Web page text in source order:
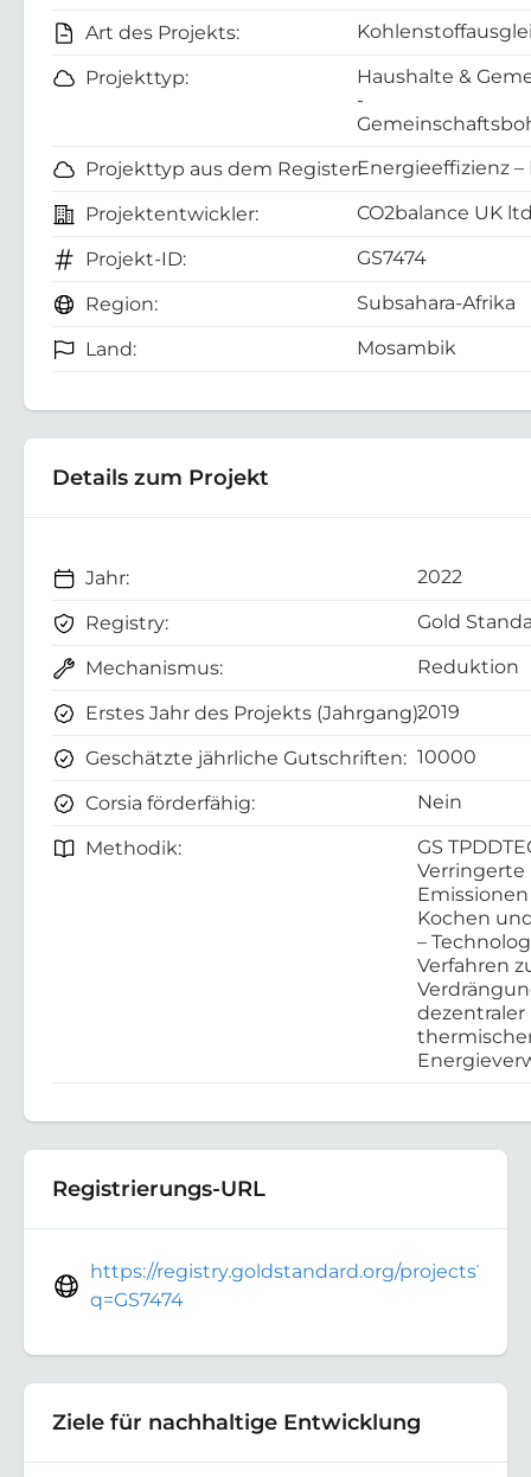
Art des Projekts:
Projekttyp:
Haushalte &
-
Projekttyp aus dem Register:Energieeffizienz –
Projektentwickler: CO2balance UK
Projekt-ID: GS7474
Region: Subsahara-Afrika
Land: Mosambik
Details zum Projekt
Jahr: 2022
Registry: Gold
Mechanismus: Reduktion
Erstes Jahr des Projekts (Jahrgang):2019
Geschätzte jährliche Gutschriften: 10000
Corsia förderfähig: Nein
Methodik:
GS
Verringerte
Kochen
–
Verfahren
dezentraler
Registrierungs-URL
https://registry.goldstandard.org/projects?
q=GS7474
Ziele für nachhaltige Entwicklung